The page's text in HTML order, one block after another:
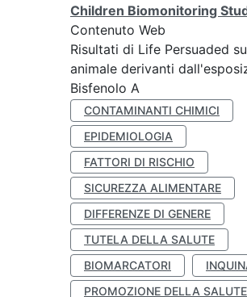
Children Biomonitoring
Contenuto Web
Risultati di Life Persuaded
animale derivanti
Bisfenolo A
CONTAMINANTI CHIMICI
EPIDEMIOLOGIA
FATTORI DI RISCHIO
SICUREZZA ALIMENTARE
DIFFERENZE DI GENERE
TUTELA DELLA SALUTE
BIOMARCATORI
PROMOZIONE DELLA SALUTE